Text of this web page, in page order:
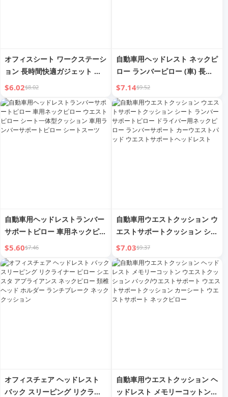
オフィスシート ワークステーシ
ョン 長時間快適ガジェット ウ
エストピロー
$6.02$8.02
自動車用ヘッドレスト ネックピ
ロー ランバーピロー (車) 長時
間座り用ピロー カーバックレス
ト カーシート ネックピローペ
ア
$7.14$9.52
自動車用ヘッドレストランバー
サポートピロー 車用ネックピロ
ー ウエストピロー シート一体
型クッション 車用ランバーサポ
ートピロー シートスーツ
$5.60$7.46
自動車用ウエストクッション ウ
エストサポートクッション シー
ト ランバーサポートピロー ド
ライバー用ネックピロー ランバ
ーサポート カーウエストパッド
ウエストサポートヘッドレスト
$7.03$9.37
オフィスチェア ヘッドレスト
バック スリーピング リクライ
自動車用ウエストクッション ヘ
ッドレスト メモリーコットン